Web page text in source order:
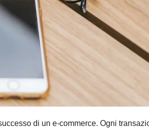
di un e-commerce. Ogni